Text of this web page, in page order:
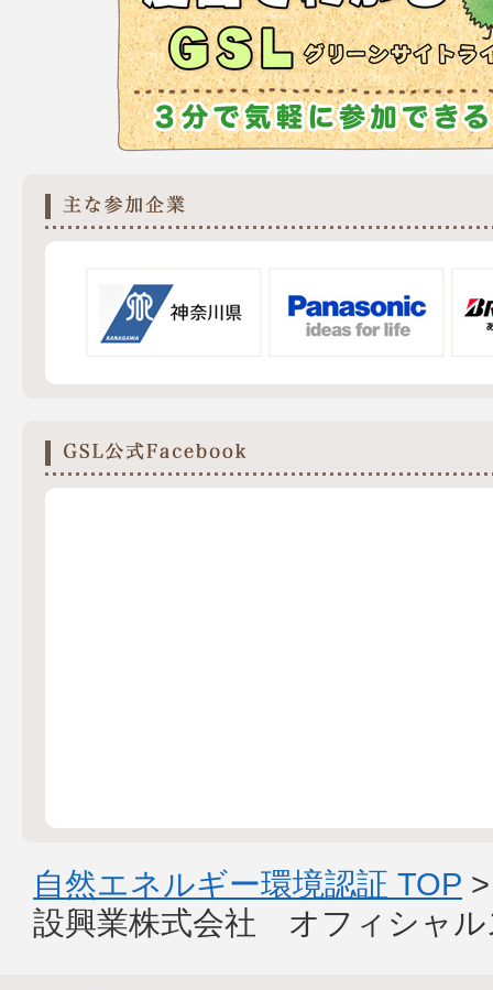
自然エネルギー環境認証 TOP
設興業株式会社 オフィシャル